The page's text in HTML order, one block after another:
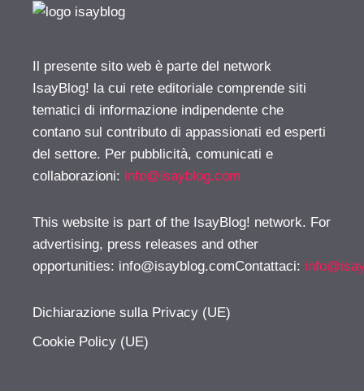
Il presente sito web è parte del network
IsayBlog! la cui rete editoriale comprende siti
tematici di informazione indipendente che
contano sul contributo di appassionati ed esperti
del settore. Per pubblicità, comunicati e
collaborazioni: info@isayblog.com
This website is part of the IsayBlog! network. For
advertising, press releases and other
opportunities: info@isayblog.comContattaci:
Dichiarazione sulla Privacy (UE)
Cookie Policy (UE)